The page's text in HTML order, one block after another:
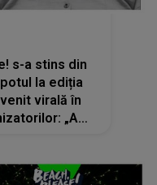
s-a stins din
la ediția
virală în
„Am